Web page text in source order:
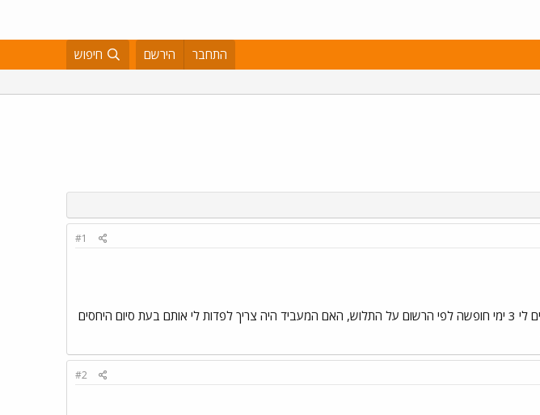
התחבר הירשם חיפוש
#1
שלום רב. עבדתי במשרה מלאה במשך 3 חודשים, ולאחריהם פוטרתי. מגיעים לי 3 ימי חופשה לפי הרשום על התלוש, האם המעביד היה צריך לפדות לי אותם בעת סיום היחסים
#2